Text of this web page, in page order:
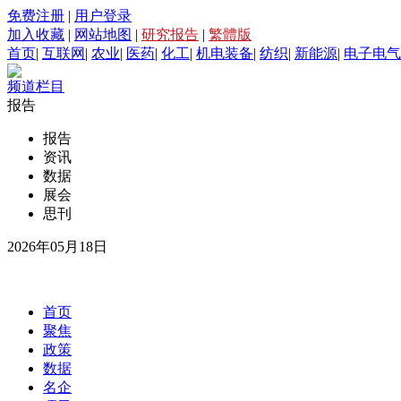
免费注册 | 用户登录
加入收藏 | 网站地图 | 研究报告 | 繁體版
首页| 互联网 | 农业| 医药| 化工| 机电装备| 纺织| 新能源| 电子电气
频道栏目
报告
报告
资讯
数据
展会
思刊
2026年05月18日
首页
聚焦
政策
数据
名企